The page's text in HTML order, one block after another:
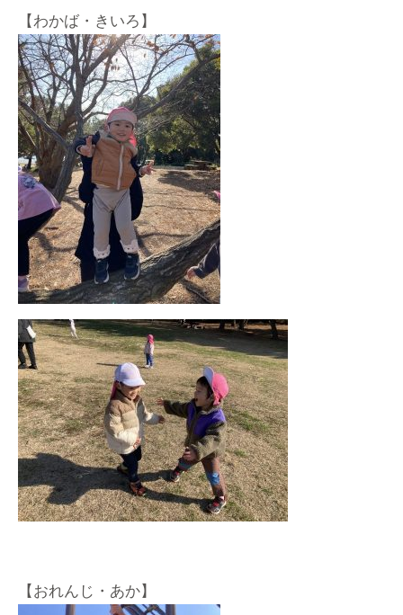
【わかば・きいろ】
【おれんじ・あか】